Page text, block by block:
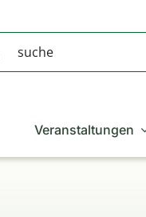
Veranstaltungen